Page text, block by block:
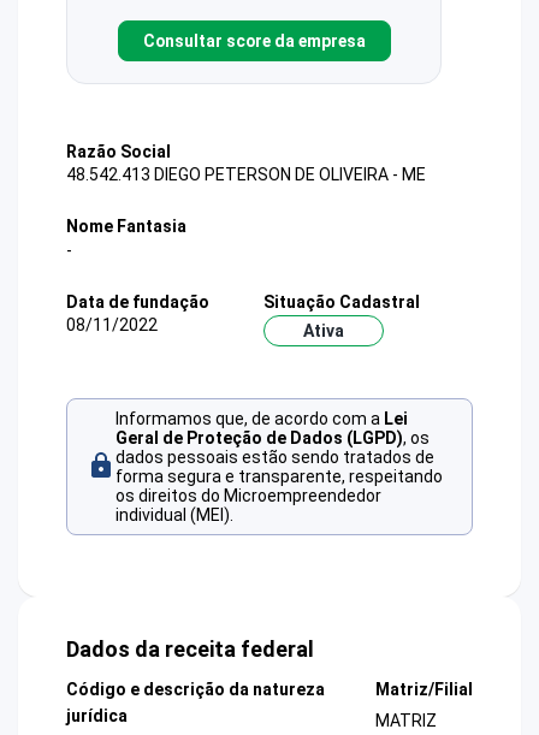
Consultar score da empresa
Razão Social
48.542.413 DIEGO PETERSON DE OLIVEIRA - ME
Nome Fantasia
-
Data de fundação
08/11/2022
Situação Cadastral
Ativa
Informamos que, de acordo com a Lei
Geral de Proteção de Dados (LGPD), os
dados pessoais estão sendo tratados de
forma segura e transparente, respeitando
os direitos do Microempreendedor
individual (MEI).
Dados da receita federal
Código e descrição da natureza
jurídica
Matriz/Filial
MATRIZ